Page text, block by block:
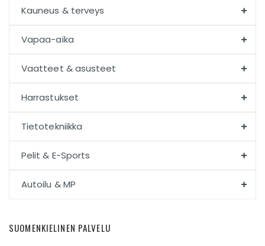
Kauneus & terveys
Vapaa-aika
Vaatteet & asusteet
Harrastukset
Tietotekniikka
Pelit & E-Sports
Autoilu & MP
SUOMENKIELINEN PALVELU